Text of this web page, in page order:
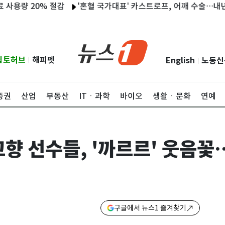
절감 '혼혈 국가대표' 카스트로프, 어깨 수술…내년 1월 아시
토허브 해피펫 English 노동
권 산업 부동산 ITㆍ과학 바이오 생활ㆍ문화 연예
향 선수들, '까르르' 웃음
구글에서 뉴스1 즐겨찾기